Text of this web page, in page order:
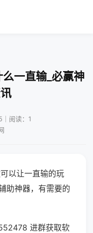
一直输_必赢神
阅读：1
以让一直输的玩
助神器，有需要的
进群获取软